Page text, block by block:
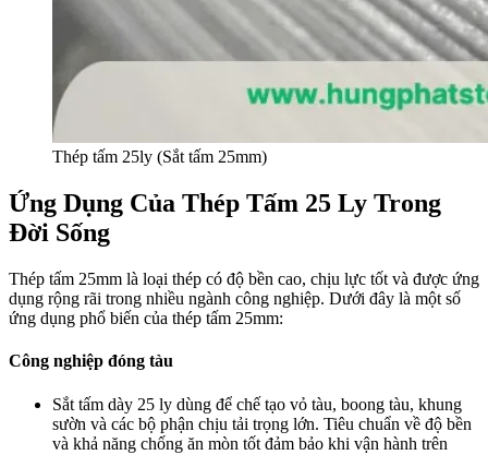
Thép tấm 25ly (Sắt tấm 25mm)
Ứng Dụng Của Thép Tấm 25 Ly Trong
Đời Sống
Thép tấm 25mm là loại thép có độ bền cao, chịu lực tốt và được ứng
dụng rộng rãi trong nhiều ngành công nghiệp. Dưới đây là một số
ứng dụng phổ biến của thép tấm 25mm:
Công nghiệp đóng tàu
Sắt tấm dày 25 ly dùng để chế tạo vỏ tàu, boong tàu, khung
sườn và các bộ phận chịu tải trọng lớn. Tiêu chuẩn về độ bền
và khả năng chống ăn mòn tốt đảm bảo khi vận hành trên